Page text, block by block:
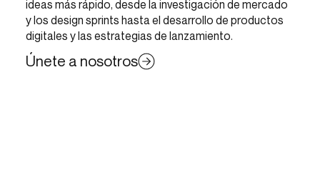
ideas más rápido, desde la investigación de mercado
y los design sprints hasta el desarrollo de productos
digitales y las estrategias de lanzamiento.
Únete a nosotros